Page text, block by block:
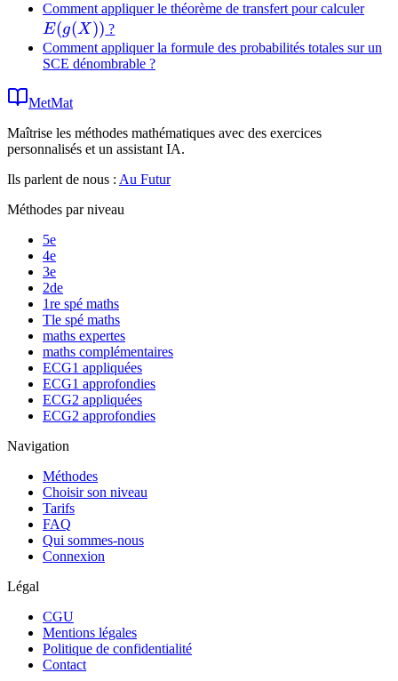
Comment appliquer le théorème de transfert pour calculer
E(g(X )) ?
Comment appliquer la formule des probabilités totales sur un
SCE dénombrable ?
MetMat
Maîtrise les méthodes mathématiques avec des exercices
personnalisés et un assistant IA.
Ils parlent de nous : Au Futur
Méthodes par niveau
5e
4e
3e
2de
1re spé maths
Tle spé maths
maths expertes
maths complémentaires
ECG1 appliquées
ECG1 approfondies
ECG2 appliquées
ECG2 approfondies
Navigation
Méthodes
Choisir son niveau
Tarifs
FAQ
Qui sommes-nous
Connexion
Légal
CGU
Mentions légales
Politique de confidentialité
Contact